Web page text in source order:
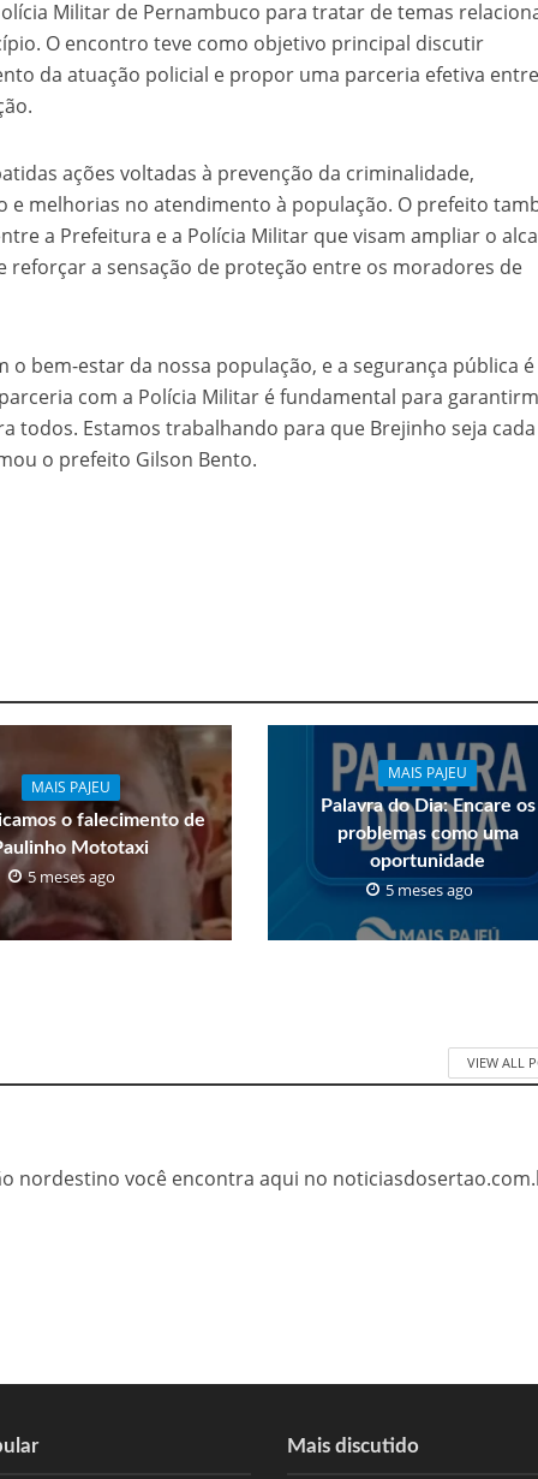
Militar de Pernambuco para tratar de temas
O encontro teve como objetivo principal discutir
da atuação policial e propor uma parceria efetiva
ações voltadas à prevenção da criminalidade,
e melhorias no atendimento à população. O prefeito
a Prefeitura e a Polícia Militar que visam ampliar o
reforçar a sensação de proteção entre os moradores de
o bem-estar da nossa população, e a segurança pública
com a Polícia Militar é fundamental para
todos. Estamos trabalhando para que Brejinho seja cada
o prefeito Gilson Bento.
MAIS PAJEU
o falecimento de
Mototaxi
5 meses ago
MAIS PAJEU
Palavra do Dia: Encare os
problemas como uma
oportunidade
5 meses ago
VIEW ALL
nordestino você encontra aqui no
Mais discutido